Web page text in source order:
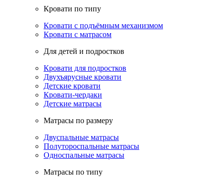
Кровати по типу
Кровати с подъёмным механизмом
Кровати с матрасом
Для детей и подростков
Кровати для подростков
Двухъярусные кровати
Детские кровати
Кровати-чердаки
Детские матрасы
Матрасы по размеру
Двуспальные матрасы
Полутороспальные матрасы
Односпальные матрасы
Матрасы по типу